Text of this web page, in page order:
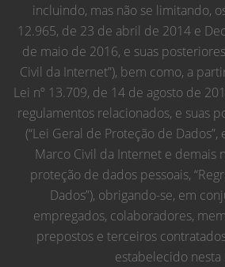
incluindo, mas não se limitando,
12.965, de 23 de abril de 2014 e
de maio de 2016, e suas
Civil da Internet”), bem como, a
Lei nº 13.709, de 14 de agosto de
regulamentos relacionados, e suas
(“Lei Geral de Proteção de
Marco Civil da Internet e demais
proteção de dados pessoais,
Dados”), obrigando-se, em
empregados, colaboradores,
prepostos e terceiros
estabelecido nesta